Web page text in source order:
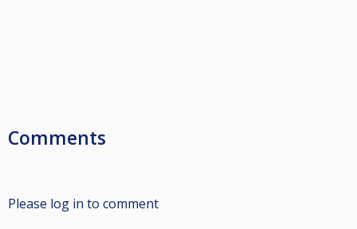
Comments
Please log in to comment